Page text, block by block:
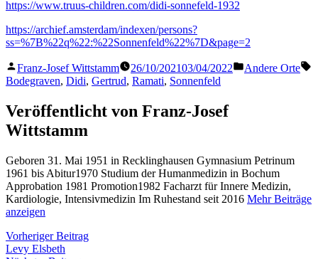
https://www.truus-children.com/didi-sonnefeld-1932
https://archief.amsterdam/indexen/persons?
ss=%7B%22q%22:%22Sonnenfeld%22%7D&page=2
Veröffentlicht
von
Franz-Josef Wittstamm 26/10/202103/04/2022
Veröffentlicht
Andere Orte
Bodegraven, Didi, Gertrud, Ramati, Sonnenfeld
Veröffentlicht von Franz-Josef
Wittstamm
Geboren 31. Mai 1951 in Recklinghausen Gymnasium Petrinum
1961 bis Abitur1970 Studium der Humanmedizin in Bochum
Approbation 1981 Promotion1982 Facharzt für Innere Medizin,
Kardiologie, Intensivmedizin Im Ruhestand seit 2016 Mehr Beiträge
anzeigen
Beitragsnavigation
Vorheriger BeitragVorheriger
Levy Elsbeth